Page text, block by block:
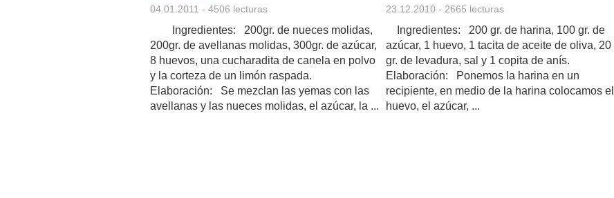
04.01.2011 - 4506 lecturas
Ingredientes: 200gr. de nueces molidas,
200gr. de avellanas molidas, 300gr. de azúcar,
8 huevos, una cucharadita de canela en polvo
y la corteza de un limón raspada.
Elaboración: Se mezclan las yemas con las
avellanas y las nueces molidas, el azúcar, la ...
23.12.2010 - 2665 lecturas
Ingredientes: 200 gr. de harina, 100 gr. de
azúcar, 1 huevo, 1 tacita de aceite de oliva, 20
gr. de levadura, sal y 1 copita de anís.
Elaboración: Ponemos la harina en un
recipiente, en medio de la harina colocamos el
huevo, el azúcar, ...